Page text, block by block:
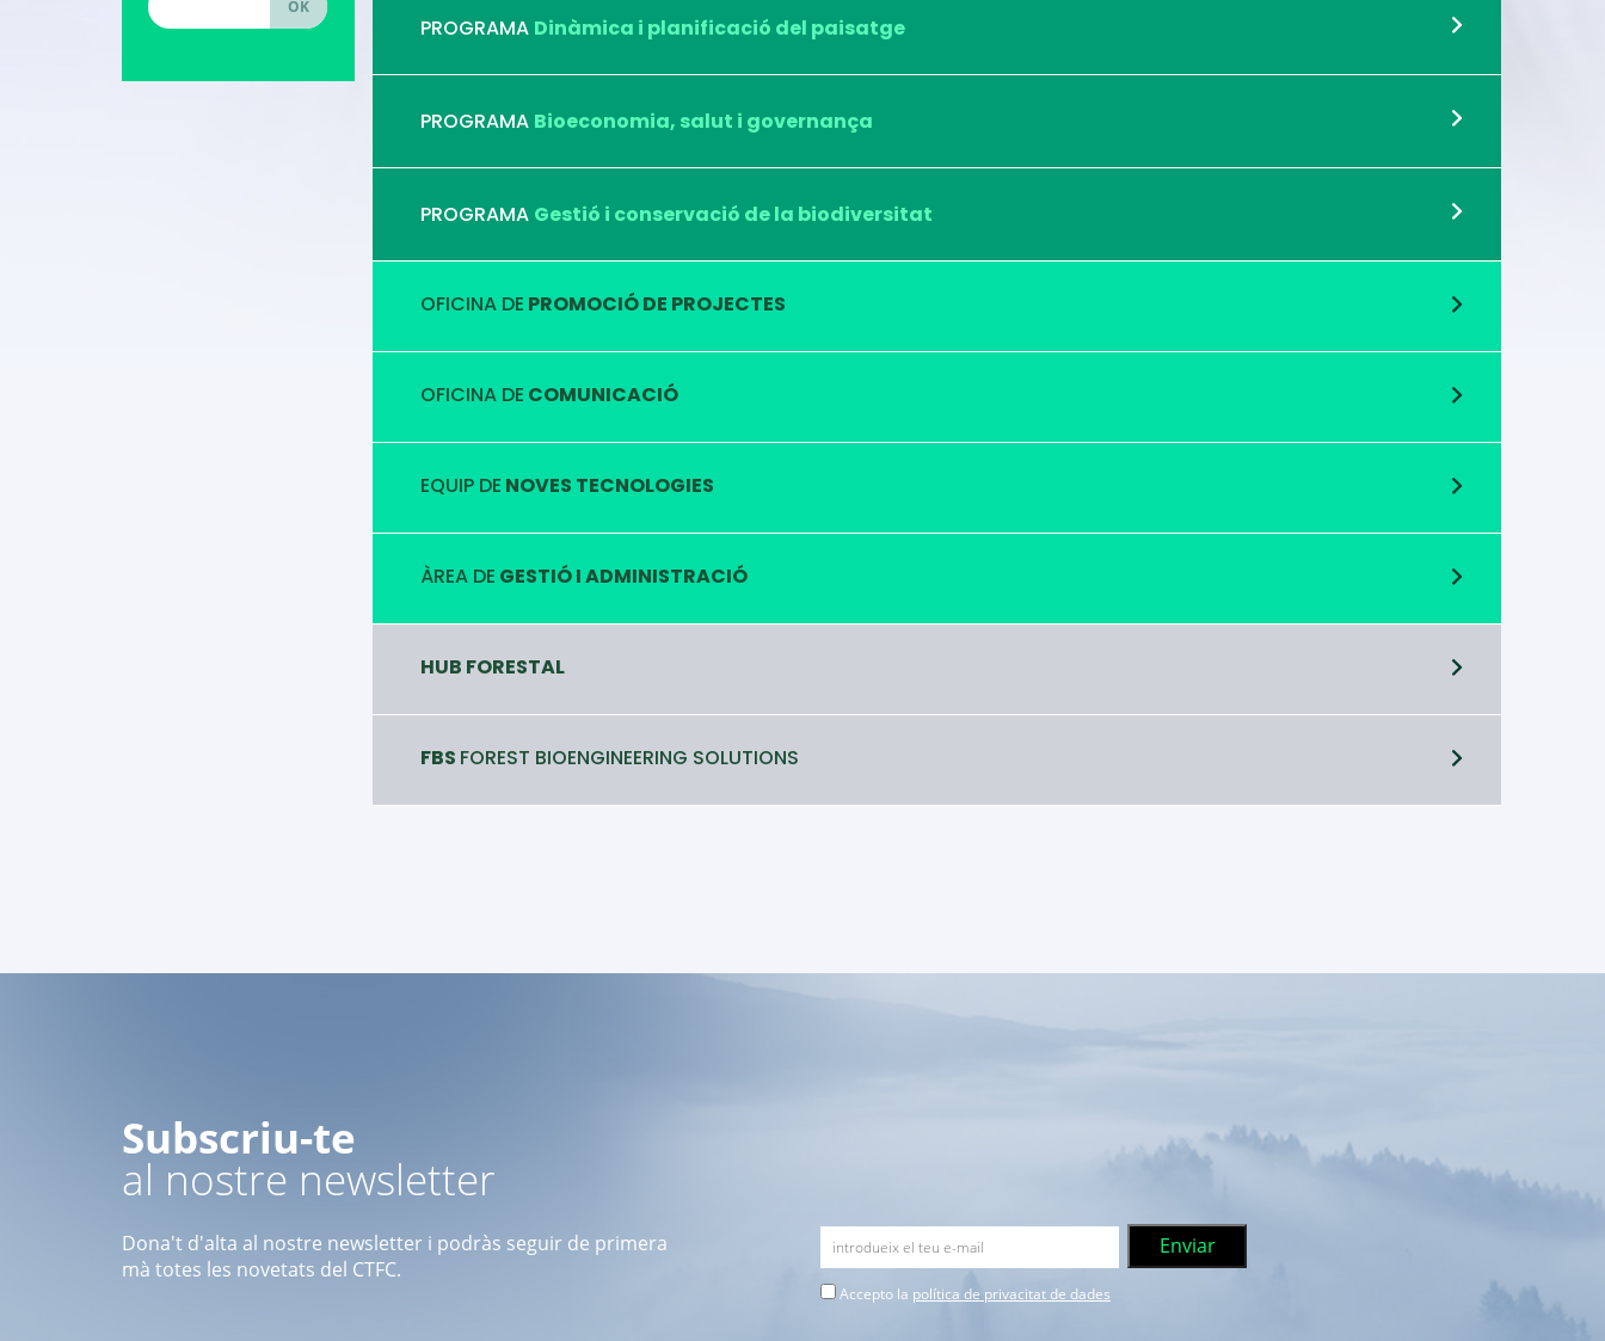
PROGRAMA Dinàmica i planificació del paisatge
PROGRAMA Bioeconomia, salut i governança
PROGRAMA Gestió i conservació de la biodiversitat
OFICINA DE PROMOCIÓ DE PROJECTES
OFICINA DE COMUNICACIÓ
EQUIP DE NOVES TECNOLOGIES
ÀREA DE GESTIÓ I ADMINISTRACIÓ
HUB FORESTAL
FBS FOREST BIOENGINEERING SOLUTIONS
Subscriu-te
al nostre newsletter
Dona't d'alta al nostre newsletter i podràs seguir de primera
mà totes les novetats del CTFC.
Accepto la política de privacitat de dades